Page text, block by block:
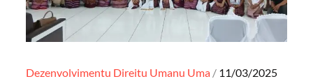
Dezenvolvimentu Direitu Umanu Uma Posted
11/03/2025